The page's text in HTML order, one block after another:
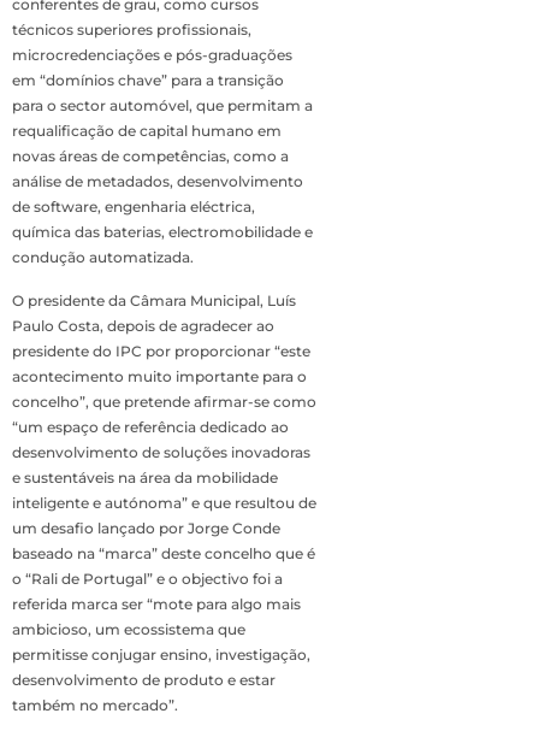
conferentes de grau, como cursos
técnicos superiores profissionais,
microcredenciações e pós-graduações
em “domínios chave” para a transição
para o sector automóvel, que permitam a
requalificação de capital humano em
novas áreas de competências, como a
análise de metadados, desenvolvimento
de software, engenharia eléctrica,
química das baterias, electromobilidade e
condução automatizada.
O presidente da Câmara Municipal, Luís
Paulo Costa, depois de agradecer ao
presidente do IPC por proporcionar “este
acontecimento muito importante para o
concelho”, que pretende afirmar-se como
“um espaço de referência dedicado ao
desenvolvimento de soluções inovadoras
e sustentáveis na área da mobilidade
inteligente e autónoma” e que resultou de
um desafio lançado por Jorge Conde
baseado na “marca” deste concelho que é
o “Rali de Portugal” e o objectivo foi a
referida marca ser “mote para algo mais
ambicioso, um ecossistema que
permitisse conjugar ensino, investigação,
desenvolvimento de produto e estar
também no mercado”.